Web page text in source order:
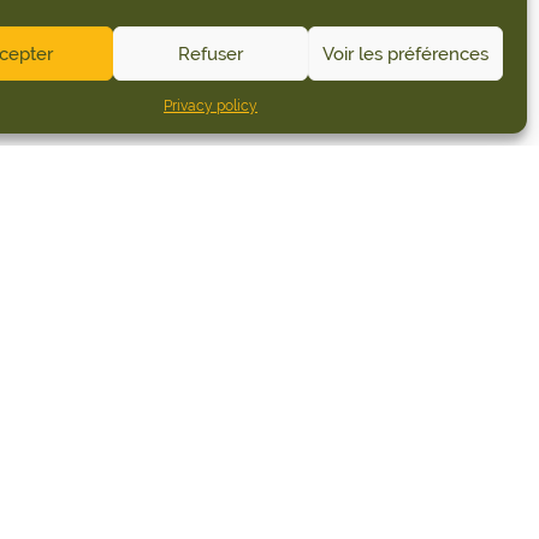
Refuser Voir les préférences
Privacy policy